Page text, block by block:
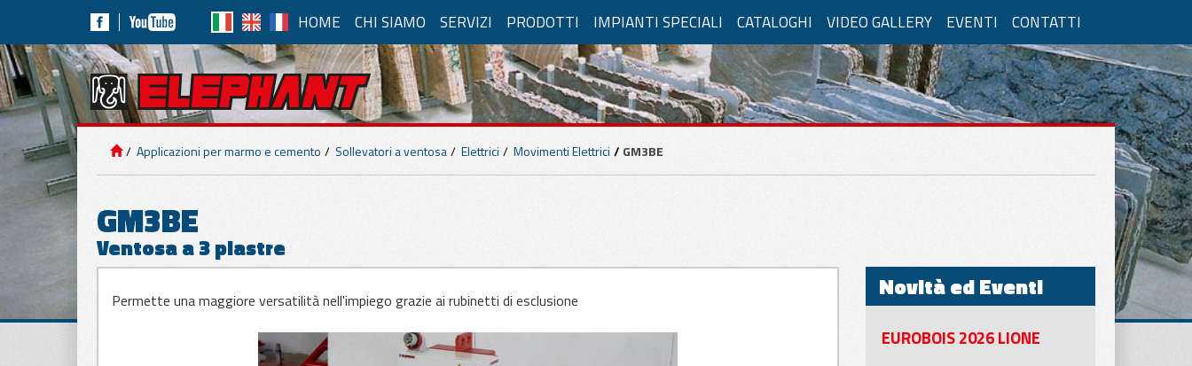
HOME CHI SIAMO SERVIZI PRODOTTI IMPIANTI SPECIALI CATALOGHI VIDEO GALLERY EVENTI CONTATTI
IMPIANTI DI
SOLLEVAMENTO
APPLICAZIONI
PER MARMO E
APPLICAZIONI PER MARMO E CEMENTO
Sollevatori a ventosa
Ad Aria Compressa
Movimenti pneumatici
Elettrici
Movimenti Elettrici
Applicazioni per marmo e cemento Sollevatori a ventosa Elettrici Movimenti Elettrici GM3BE
GM3BE
Ventosa a 3 piastre
Permette una maggiore versatilità nell'impiego grazie ai rubinetti di esclusione Novità ed Eventi
EUROBOIS 2026 LIONE